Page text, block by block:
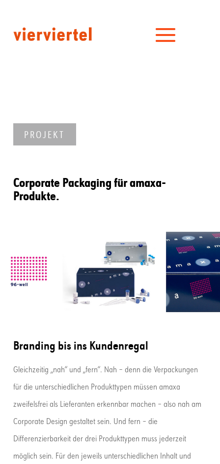
PROJEKT
Corporate Packaging für amaxa-
Produkte.
Branding bis ins Kundenregal
Gleichzeitig „nah“ und „fern“. Nah – denn die Verpackungen
für die unterschiedlichen Produkttypen müssen amaxa
zweifelsfrei als Lieferanten erkennbar machen – also nah am
Corporate Design gestaltet sein. Und fern – die
Differenzierbarkeit der drei Produkttypen muss jederzeit
möglich sein. Für den jeweils unterschiedlichen Inhalt und